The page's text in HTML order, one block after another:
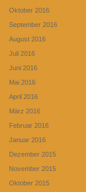
Oktober 2016
September 2016
August 2016
Juli 2016
Juni 2016
Mai 2016
April 2016
März 2016
Februar 2016
Januar 2016
Dezember 2015
November 2015
Oktober 2015